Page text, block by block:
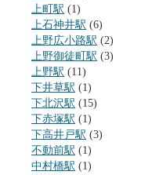
上町駅 (1)
上石神井駅 (6)
上野広小路駅 (2)
上野御徒町駅 (3)
上野駅 (11)
下井草駅 (1)
下北沢駅 (15)
下赤塚駅 (1)
下高井戸駅 (3)
不動前駅 (1)
中村橋駅 (1)